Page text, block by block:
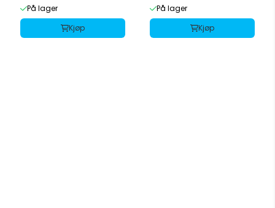
På lager
Kjøp
På lager
Kjøp